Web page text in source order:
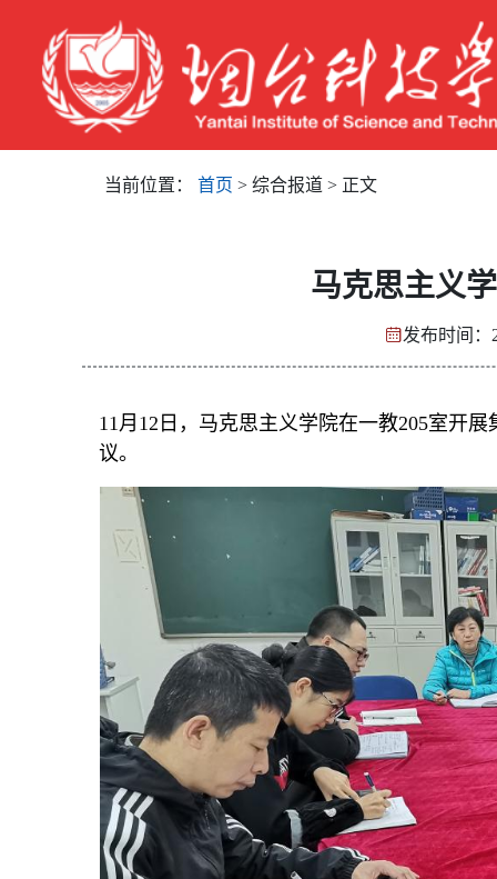
当前位置： 首页 > 综合报道 > 正文
马克思主义
发布时间
11月12日，马克思主义学院在一教205室开
议。